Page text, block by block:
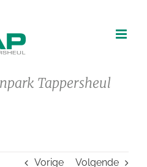
Tappersheul
Vorige Volgende